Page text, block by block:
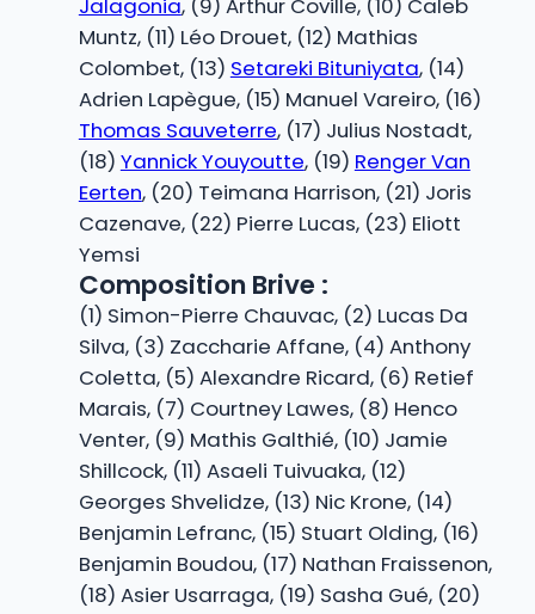
Jalagonia, (9) Arthur Coville, (10) Caleb
Muntz, (11) Léo Drouet, (12) Mathias
Colombet, (13) Setareki Bituniyata, (14)
Adrien Lapègue, (15) Manuel Vareiro, (16)
Thomas Sauveterre, (17) Julius Nostadt,
(18) Yannick Youyoutte, (19) Renger Van
Eerten, (20) Teimana Harrison, (21) Joris
Cazenave, (22) Pierre Lucas, (23) Eliott
Yemsi
Composition Brive :
(1) Simon-Pierre Chauvac, (2) Lucas Da
Silva, (3) Zaccharie Affane, (4) Anthony
Coletta, (5) Alexandre Ricard, (6) Retief
Marais, (7) Courtney Lawes, (8) Henco
Venter, (9) Mathis Galthié, (10) Jamie
Shillcock, (11) Asaeli Tuivuaka, (12)
Georges Shvelidze, (13) Nic Krone, (14)
Benjamin Lefranc, (15) Stuart Olding, (16)
Benjamin Boudou, (17) Nathan Fraissenon,
(18) Asier Usarraga, (19) Sasha Gué, (20)